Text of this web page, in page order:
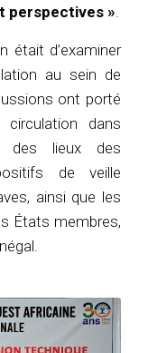
perspectives »
était d’examiner
au sein de
ont porté
dans
des lieux des
de veille
ainsi que les
États membres,